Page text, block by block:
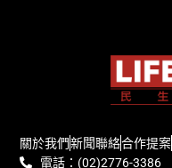
關於我們新聞聯絡合作提案
電話：(02)2776-3386